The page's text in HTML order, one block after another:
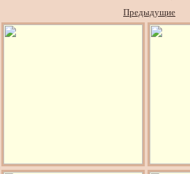
Предыдущие